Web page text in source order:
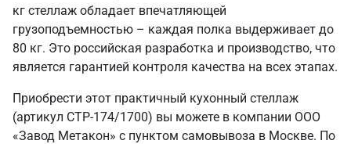
кг стеллаж обладает впечатляющей
грузоподъемностью – каждая полка выдерживает до
80 кг. Это российская разработка и производство, что
является гарантией контроля качества на всех этапах.
Приобрести этот практичный кухонный стеллаж
(артикул СТР-174/1700) вы можете в компании ООО
«Завод Метакон» с пунктом самовывоза в Москве. По